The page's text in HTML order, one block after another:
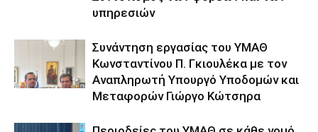
υπηρεσιών
Συνάντηση εργασίας του ΥΜΑΘ
Κωνσταντίνου Π. Γκιουλέκα με τον
Αναπληρωτή Υπουργό Υποδομών και
Μεταφορών Γιώργο Κώτσηρα